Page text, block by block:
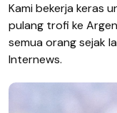
Kami bekerja keras
pulang trofi ke
semua orang sejak
Internews.